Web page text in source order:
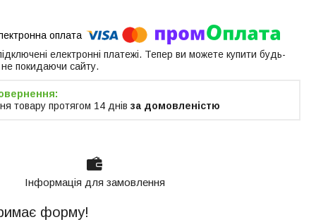
електронні платежі. Тепер ви можете купити будь-
покидаючи сайту.
товару протягом 14 днів за домовленістю
Інформація для замовлення
форму!